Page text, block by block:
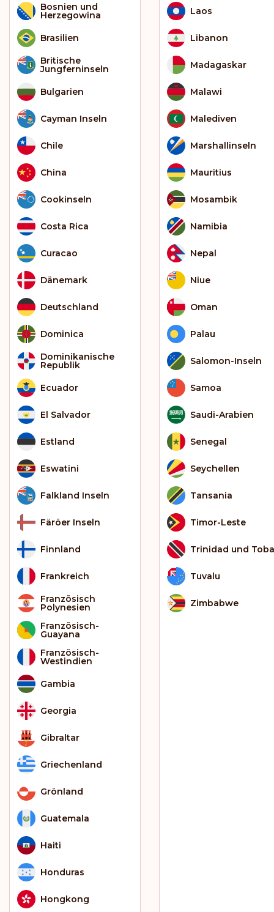
Bosnien und
Herzegowina
Brasilien
Britische
Jungferninseln
Bulgarien
Cayman Inseln
Chile
China
Cookinseln
Costa Rica
Curacao
Dänemark
Deutschland
Dominica
Dominikanische
Republik
Ecuador
El Salvador
Estland
Eswatini
Falkland Inseln
Färöer Inseln
Finnland
Frankreich
Französisch
Polynesien
Französisch-
Guayana
Französisch-
Westindien
Gambia
Georgia
Gibraltar
Griechenland
Grönland
Guatemala
Haiti
Honduras
Hongkong
Laos
Libanon
Madagaskar
Malawi
Malediven
Marshallinseln
Mauritius
Mosambik
Namibia
Nepal
Niue
Oman
Palau
Salomon-Inseln
Samoa
Saudi-Arabien
Senegal
Seychellen
Tansania
Timor-Leste
Trinidad und
Tuvalu
Zimbabwe